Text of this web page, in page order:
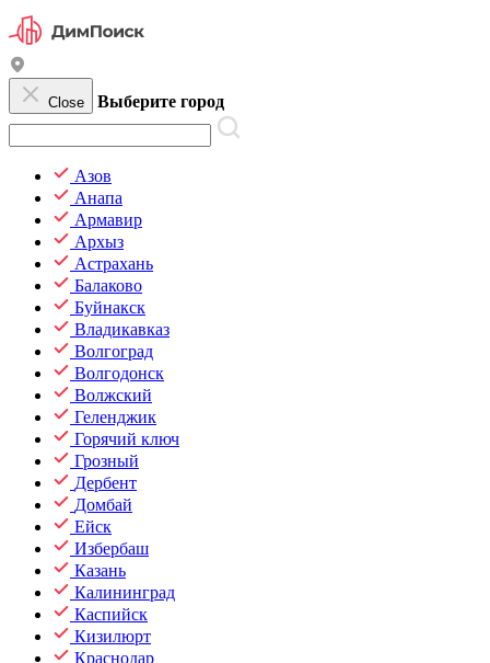
Close Выберите город
Азов
Анапа
Армавир
Архыз
Астрахань
Балаково
Буйнакск
Владикавказ
Волгоград
Волгодонск
Волжский
Геленджик
Горячий ключ
Грозный
Дербент
Домбай
Ейск
Избербаш
Казань
Калининград
Каспийск
Кизилюрт
Краснодар